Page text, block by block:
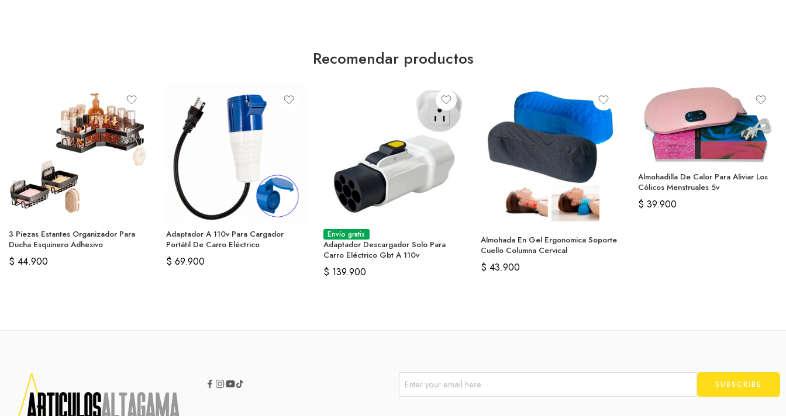
Recomendar productos
3 Piezas Estantes Organizador Para
Ducha Esquinero Adhesivo
$ 44.900
Adaptador A 110v Para Cargador
Portátil De Carro Eléctrico
$ 69.900
Envío gratis
Adaptador Descargador Solo Para
Carro Eléctrico Gbt A 110v
$ 139.900
Almohada En Gel Ergonomica Soporte
Cuello Columna Cervical
$ 43.900
Almohadilla De Calor Para Aliviar Los
Cólicos Menstruales 5v
$ 39.900